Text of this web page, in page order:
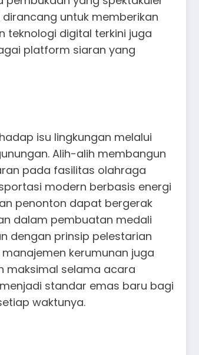
untuk memberikan
teknologi digital terkini juga
platform siaran yang
isu lingkungan melalui
Alih-alih membangun
pada fasilitas olahraga
modern berbasis energi
penonton dapat bergerak
dalam pembuatan medali
dengan prinsip pelestarian
kerumunan juga
maksimal selama acara
standar emas baru bagi
waktunya.